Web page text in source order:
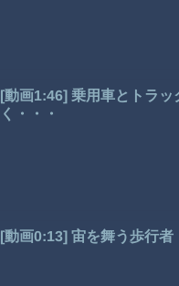
[動画1:46] 乗用車とトラ
く・・・
[動画0:13] 宙を舞う歩行